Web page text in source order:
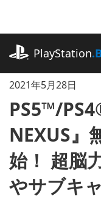
に
ッ
PlayStation
2021年5月28日
PS5™/
NEXUS』
始！ 超脳
やサブキ